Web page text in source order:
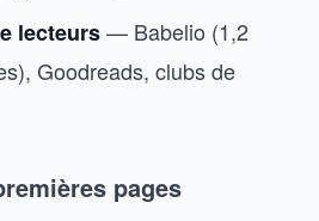
lecteurs— Babelio (1,2
Goodreads, clubs de
pages